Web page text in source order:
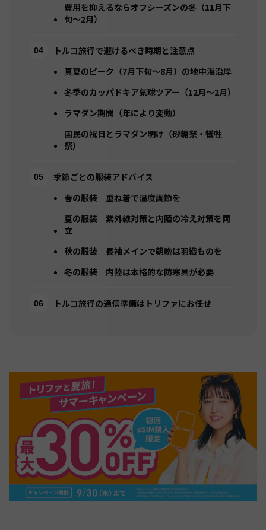
費用を抑えるならオフシーズンの冬（11月下
旬〜2月）
トルコ旅行で避けるべき時期と注意点
真夏のピーク（7月下旬〜8月）の地中海沿岸
冬季のカッパドキア気球ツアー（12月〜2月）
ラマダン期間（年により変動）
国民の祝日とラマダン明け（砂糖祭・犠牲
祭）
季節ごとの服装アドバイス
春の服装｜重ね着で温度調節を
夏の服装｜紫外線対策と内陸の冷え対策を両
立
秋の服装｜長袖メインで朝晩は羽織ものを
冬の服装｜内陸は本格的な防寒具が必要
トルコ旅行の通信準備はトリファにお任せ